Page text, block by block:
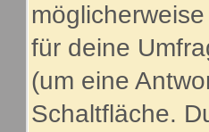
für deine
(um eine
Schaltfläche.